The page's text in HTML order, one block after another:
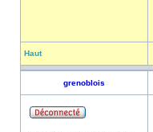
Haut
grenoblois